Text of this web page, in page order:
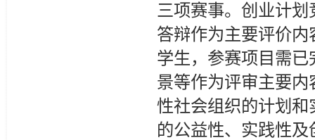
三项赛事。创业计
答辩作为主要评价
学生，参赛项目需
景等作为评审主要
性社会组织的计划
的公益性、实践性及